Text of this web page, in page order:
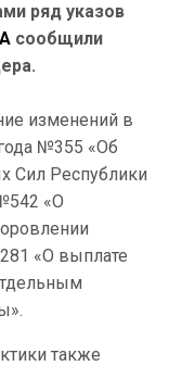
ряд указов
сообщили
изменений в
№355 «Об
Сил Республики
«О
«О выплате
также